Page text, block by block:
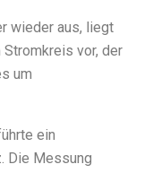
wieder aus, liegt
vor, der
um
ein
Die Messung